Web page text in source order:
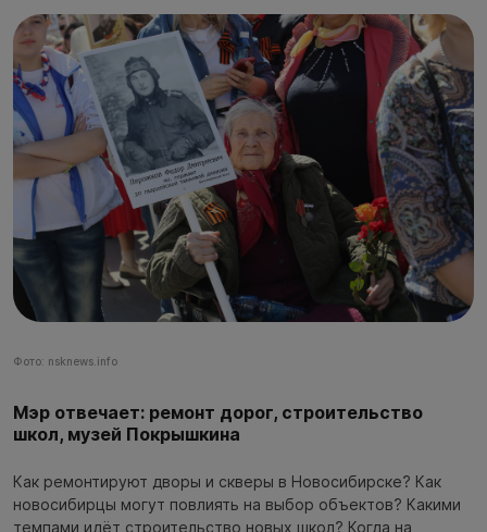
Фото: nsknews.info
Мэр отвечает: ремонт дорог, строительство
школ, музей Покрышкина
Как ремонтируют дворы и скверы в Новосибирске? Как
новосибирцы могут повлиять на выбор объектов? Какими
темпами идёт строительство новых школ? Когда на